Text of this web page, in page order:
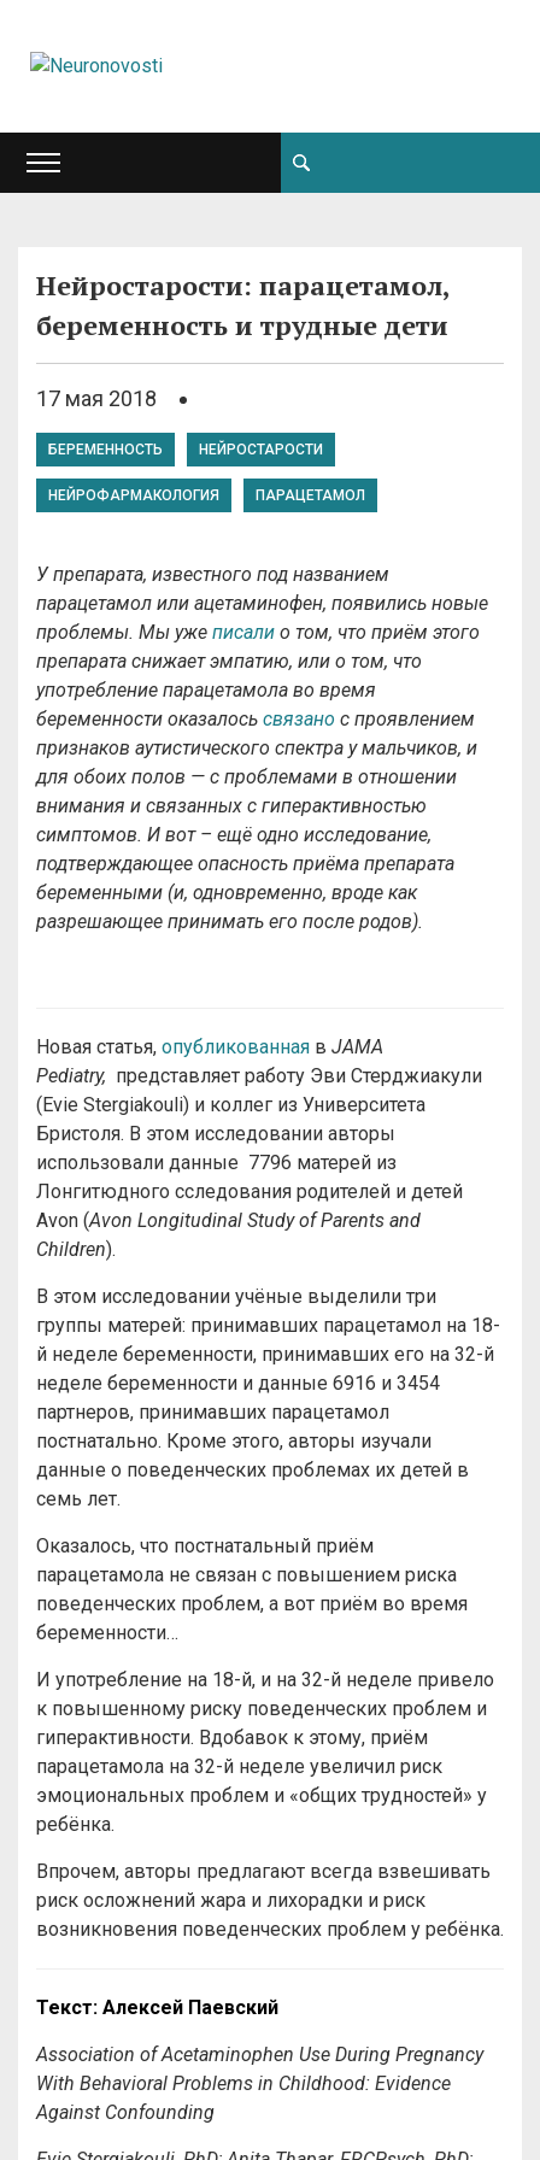
Нейростарости: парацетамол,
беременность и трудные дети
17 мая 2018
БЕРЕМЕННОСТЬ НЕЙРОСТАРОСТИ
НЕЙРОФАРМАКОЛОГИЯ ПАРАЦЕТАМОЛ
У препарата, известного под названием
парацетамол или ацетаминофен, появились новые
проблемы. Мы уже писали о том, что приём этого
препарата снижает эмпатию, или о том, что
употребление парацетамола во время
беременности оказалось связано с проявлением
признаков аутистического спектра у мальчиков, и
для обоих полов — с проблемами в отношении
внимания и связанных с гиперактивностью
симптомов. И вот – ещё одно исследование,
подтверждающее опасность приёма препарата
беременными (и, одновременно, вроде как
разрешающее принимать его после родов).
Новая статья, опубликованная в JAMA
Pediatry, представляет работу Эви Стерджиакули
(Evie Stergiakouli) и коллег из Университета
Бристоля. В этом исследовании авторы
использовали данные 7796 матерей из
Лонгитюдного сследования родителей и детей
Avon (Avon Longitudinal Study of Parents and
Children).
В этом исследовании учёные выделили три
группы матерей: принимавших парацетамол на 18-
й неделе беременности, принимавших его на 32-й
неделе беременности и данные 6916 и 3454
партнеров, принимавших парацетамол
постнатально. Кроме этого, авторы изучали
данные о поведенческих проблемах их детей в
семь лет.
Оказалось, что постнатальный приём
парацетамола не связан с повышением риска
поведенческих проблем, а вот приём во время
беременности…
И употребление на 18-й, и на 32-й неделе привело
к повышенному риску поведенческих проблем и
гиперактивности. Вдобавок к этому, приём
парацетамола на 32-й неделе увеличил риск
эмоциональных проблем и «общих трудностей» у
ребёнка.
Впрочем, авторы предлагают всегда взвешивать
риск осложнений жара и лихорадки и риск
возникновения поведенческих проблем у ребёнка.
Текст: Алексей Паевский
Association of Acetaminophen Use During Pregnancy
With Behavioral Problems in Childhood: Evidence
Against Confounding